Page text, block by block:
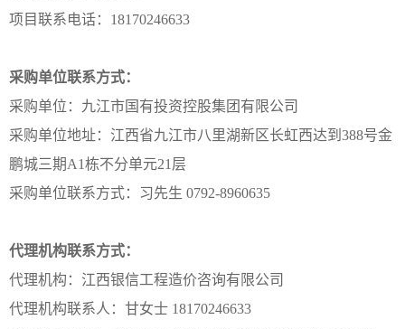
项目联系电话：18170246633
采购单位联系方式：
采购单位：九江市国有投资控股集团有限公司
采购单位地址：江西省九江市八里湖新区长虹西达到388号金
鹏城三期A1栋不分单元21层
采购单位联系方式：习先生 0792-8960635
代理机构联系方式：
代理机构：江西银信工程造价咨询有限公司
代理机构联系人：甘女士 18170246633